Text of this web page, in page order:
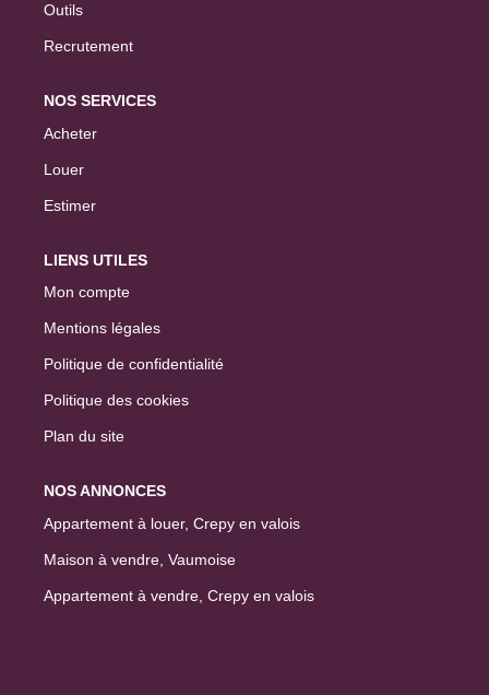
Outils
Recrutement
NOS SERVICES
Acheter
Louer
Estimer
LIENS UTILES
Mon compte
Mentions légales
Politique de confidentialité
Politique des cookies
Plan du site
NOS ANNONCES
Appartement à louer, Crepy en valois
Maison à vendre, Vaumoise
Appartement à vendre, Crepy en valois